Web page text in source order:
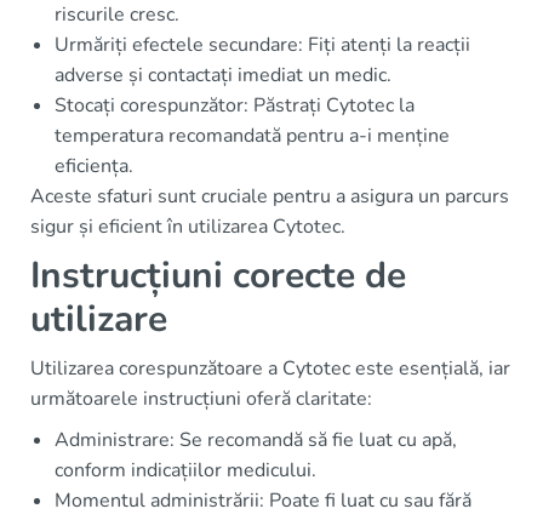
riscurile cresc.
Urmăriți efectele secundare: Fiți atenți la reacții
adverse și contactați imediat un medic.
Stocați corespunzător: Păstrați Cytotec la
temperatura recomandată pentru a-i menține
eficiența.
Aceste sfaturi sunt cruciale pentru a asigura un parcurs
sigur și eficient în utilizarea Cytotec.
Instrucțiuni corecte de
utilizare
Utilizarea corespunzătoare a Cytotec este esențială, iar
următoarele instrucțiuni oferă claritate:
Administrare: Se recomandă să fie luat cu apă,
conform indicațiilor medicului.
Momentul administrării: Poate fi luat cu sau fără